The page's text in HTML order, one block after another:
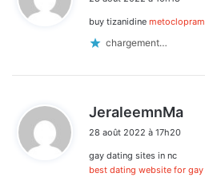
t
buy tizanidine
chargement…
JeraleemnMa
:
28 août 2022 à 17h20
gay dating sites in nc
best dating website for